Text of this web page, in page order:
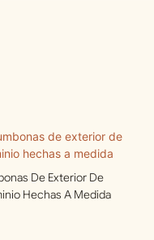
De Exterior De
Hechas A Medida